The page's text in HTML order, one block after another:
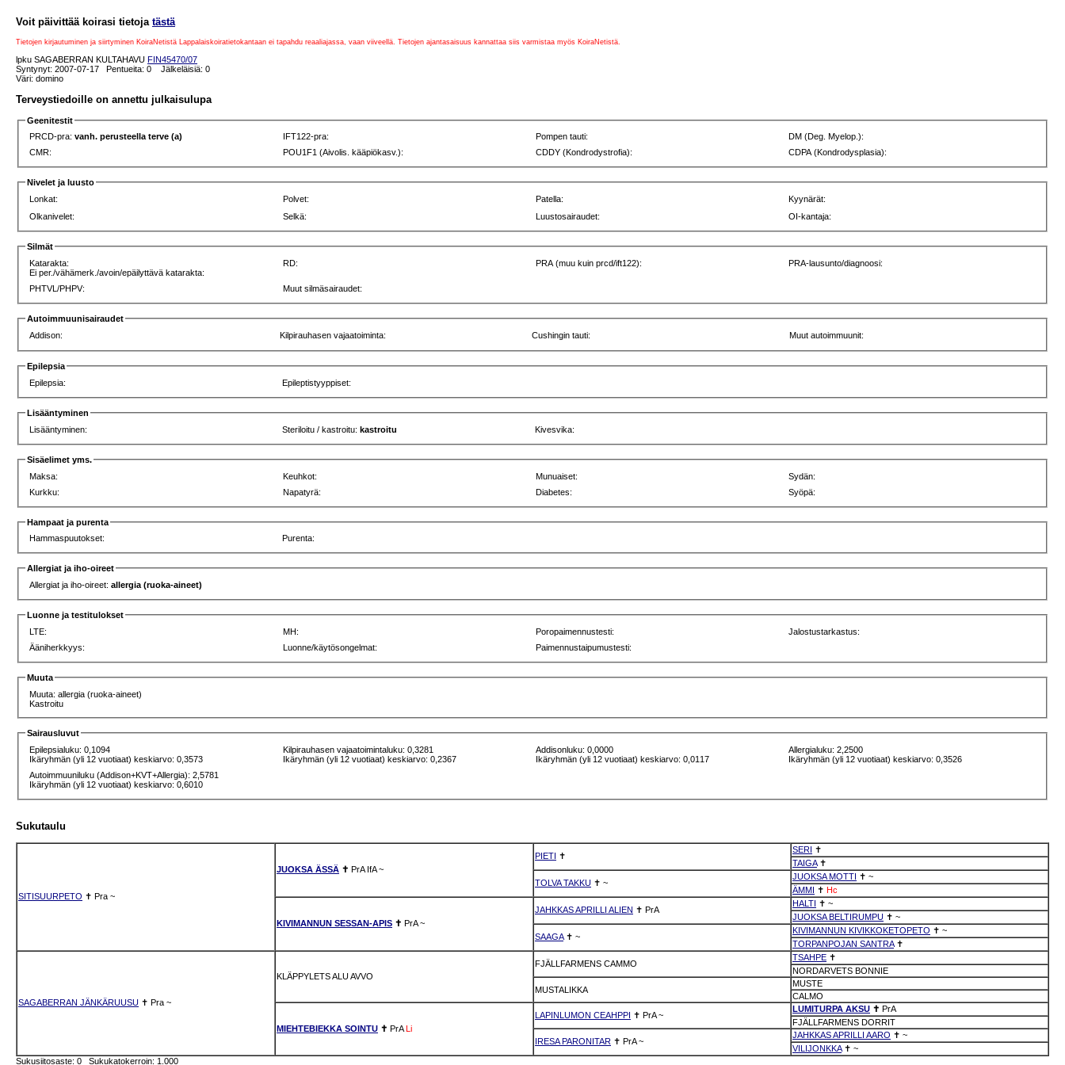
Voit päivittää koirasi tietoja tästä
Tietojen kirjautuminen ja siirtyminen KoiraNetistä Lappalaiskoiratietokantaan ei tapahdu reaaliajassa, vaan viiveellä. Tietojen ajantasaisuus kannattaa siis varmistaa myös KoiraNetistä.
lpku SAGABERRAN KULTAHAVU FIN45470/07
Syntynyt: 2007-07-17 Pentueita: 0 Jälkeläisiä: 0
Väri: domino
Terveystiedoille on annettu julkaisulupa
Geenitestit
PRCD-pra:vanh. perusteella terve (a) IFT122-pra: Pompen tauti:
DM (Deg. Myelop.):
CMR:
POU1F1 (Aivolis. kääpiökasv.): CDDY (Kondrodystrofia): CDPA (Kondrodysplasia):
Nivelet ja luusto
Lonkat:
Polvet: Patella:
Kyynärät:
Olkanivelet:
Selkä: Luustosairaudet: OI-kantaja:
Silmät
Katarakta:
Ei per./vähämerk./avoin/epäilyttävä katarakta:
RD: PRA (muu kuin prcd/ift122): PRA-lausunto/diagnoosi:
PHTVL/PHPV: Muut silmäsairaudet:
Autoimmuunisairaudet
Addison:
Kilpirauhasen vajaatoiminta: Cushingin tauti: Muut autoimmuunit:
Epilepsia
Epilepsia:
Epileptistyyppiset:
Lisääntyminen
Lisääntyminen:
Steriloitu / kastroitu:kastroitu Kivesvika:
Sisäelimet yms.
Maksa:
Keuhkot: Munuaiset:
Sydän:
Kurkku:
Napatyrä: Diabetes: Syöpä:
Hampaat ja purenta
Hammaspuutokset:
Purenta:
Allergiat ja iho-oireet
Allergiat ja iho-oireet:allergia (ruoka-aineet)
Luonne ja testitulokset
LTE:
MH: Poropaimennustesti:
Jalostustarkastus:
Ääniherkkyys:
Luonne/käytösongelmat: Paimennustaipumustesti:
Muuta
Muuta: allergia (ruoka-aineet)
Kastroitu
Sairausluvut
Epilepsialuku: 0,1094
Ikäryhmän (yli 12 vuotiaat) keskiarvo: 0,3573
Kilpirauhasen vajaatoimintaluku: 0,3281
Ikäryhmän (yli 12 vuotiaat) keskiarvo: 0,2367
Addisonluku: 0,0000
Ikäryhmän (yli 12 vuotiaat) keskiarvo: 0,0117
Allergialuku: 2,2500
Ikäryhmän (yli 12 vuotiaat) keskiarvo: 0,3526
Autoimmuuniluku (Addison+KVT+Allergia): 2,5781
Ikäryhmän (yli 12 vuotiaat) keskiarvo: 0,6010
Sukutaulu
SITISUURPETO ✝ Pra ~
JUOKSA ÄSSÄ ✝ PrA IfA ~
PIETI ✝
SERI ✝
TAIGA✝
TOLVA TAKKU ✝ ~
JUOKSA MOTTI ✝ ~
ÄMMI ✝ Hc
KIVIMANNUN SESSAN-APIS ✝ PrA ~
JAHKKAS APRILLI ALIEN ✝ PrA
HALTI ✝ ~
JUOKSA BELTIRUMPU ✝ ~
SAAGA✝ ~
KIVIMANNUN KIVIKKOKETOPETO ✝ ~
TORPANPOJAN SANTRA✝
SAGABERRAN JÄNKÄRUUSU ✝ Pra ~
KLÄPPYLETS ALU AVVO
FJÄLLFARMENS CAMMO
TSAHPE ✝
NORDARVETS BONNIE
MUSTALIKKA
MUSTE
CALMO
MIEHTEBIEKKA SOINTU ✝ PrA Li
LAPINLUMON CEAHPPI ✝ PrA ~
LUMITURPA AKSU ✝ PrA
FJÄLLFARMENS DORRIT
IRESA PARONITAR ✝ PrA ~
JAHKKAS APRILLI AARO ✝ ~
VILIJONKKA✝ ~
Sukusiitosaste: 0 Sukukatokerroin: 1.000